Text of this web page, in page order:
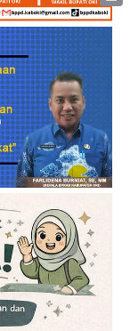
Print